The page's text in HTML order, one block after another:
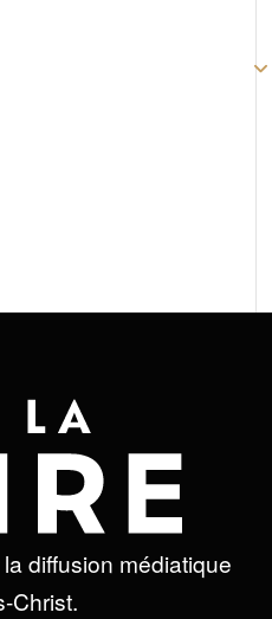
diffusion médiatique
Christ.